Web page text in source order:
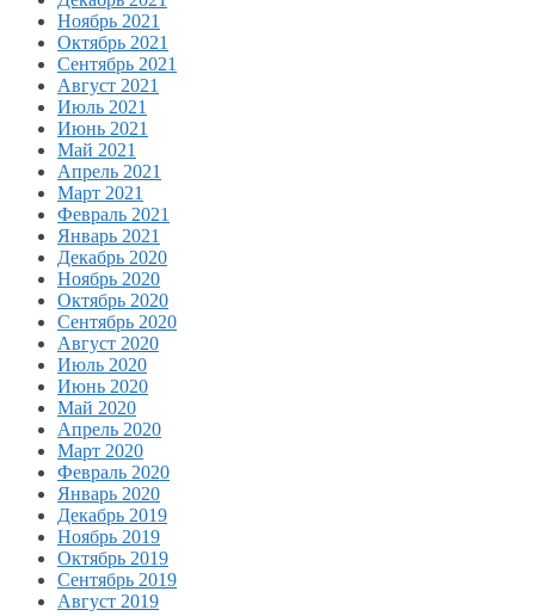
Ноябрь 2021
Октябрь 2021
Сентябрь 2021
Август 2021
Июль 2021
Июнь 2021
Май 2021
Апрель 2021
Март 2021
Февраль 2021
Январь 2021
Декабрь 2020
Ноябрь 2020
Октябрь 2020
Сентябрь 2020
Август 2020
Июль 2020
Июнь 2020
Май 2020
Апрель 2020
Март 2020
Февраль 2020
Январь 2020
Декабрь 2019
Ноябрь 2019
Октябрь 2019
Сентябрь 2019
Август 2019